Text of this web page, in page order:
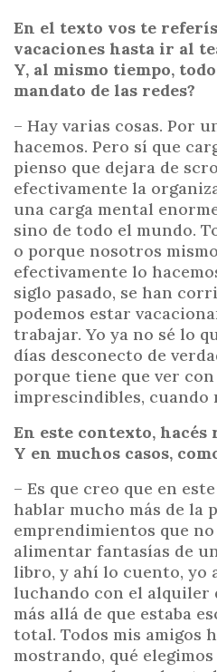
En el texto vos te
vacaciones hasta ir al
Y, al mismo tiempo,
mandato de las redes?
– Hay varias cosas. Por
hacemos. Pero sí que
pienso que dejara de
efectivamente la
una carga mental
sino de todo el mundo.
o porque nosotros
efectivamente lo
siglo pasado, se han
podemos estar
trabajar. Yo ya no sé lo
días desconecto de
porque tiene que ver
imprescindibles, cuando
En este contexto,
Y en muchos casos,
– Es que creo que en
hablar mucho más de la
emprendimientos que
alimentar fantasías de
libro, y ahí lo cuento, yo
luchando con el alquiler
más allá de que estaba
total. Todos mis amigos
mostrando, qué